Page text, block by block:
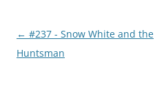
Beitragsnavigation
← #237 - Snow White and the
Huntsman